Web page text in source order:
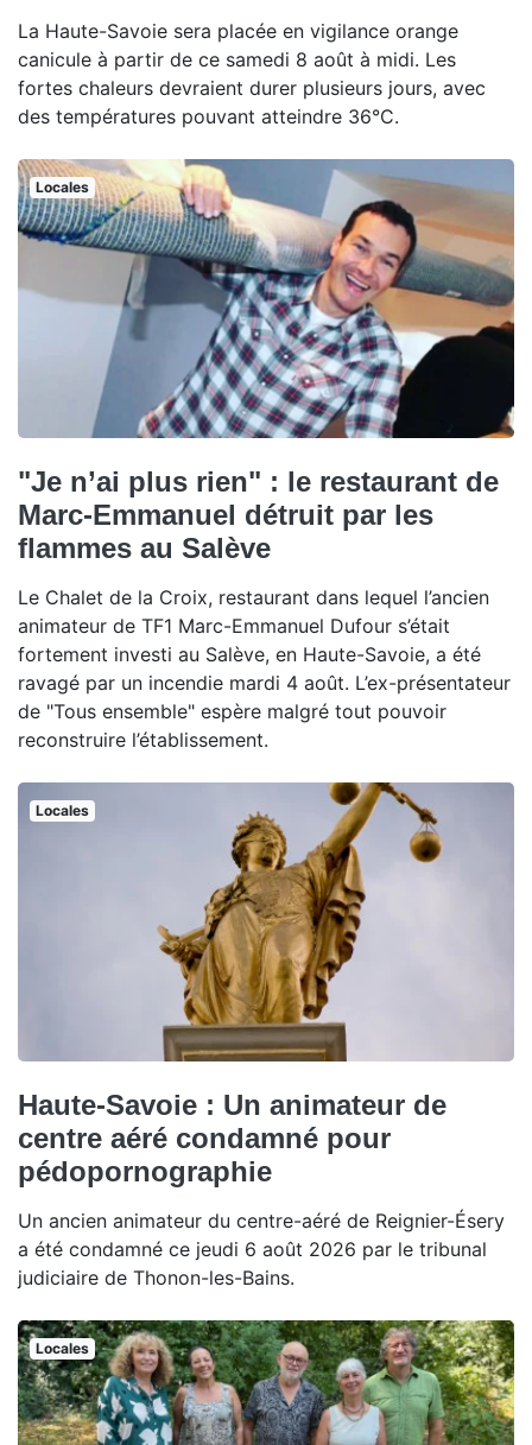
La Haute-Savoie sera placée en vigilance orange
canicule à partir de ce samedi 8 août à midi. Les
fortes chaleurs devraient durer plusieurs jours, avec
des températures pouvant atteindre 36°C.
Locales
"Je n’ai plus rien" : le restaurant de
Marc-Emmanuel détruit par les
flammes au Salève
Le Chalet de la Croix, restaurant dans lequel l’ancien
animateur de TF1 Marc-Emmanuel Dufour s’était
fortement investi au Salève, en Haute-Savoie, a été
ravagé par un incendie mardi 4 août. L’ex-présentateur
de "Tous ensemble" espère malgré tout pouvoir
reconstruire l’établissement.
Locales
Haute-Savoie : Un animateur de
centre aéré condamné pour
pédopornographie
Un ancien animateur du centre-aéré de Reignier-Ésery
a été condamné ce jeudi 6 août 2026 par le tribunal
judiciaire de Thonon-les-Bains.
Locales